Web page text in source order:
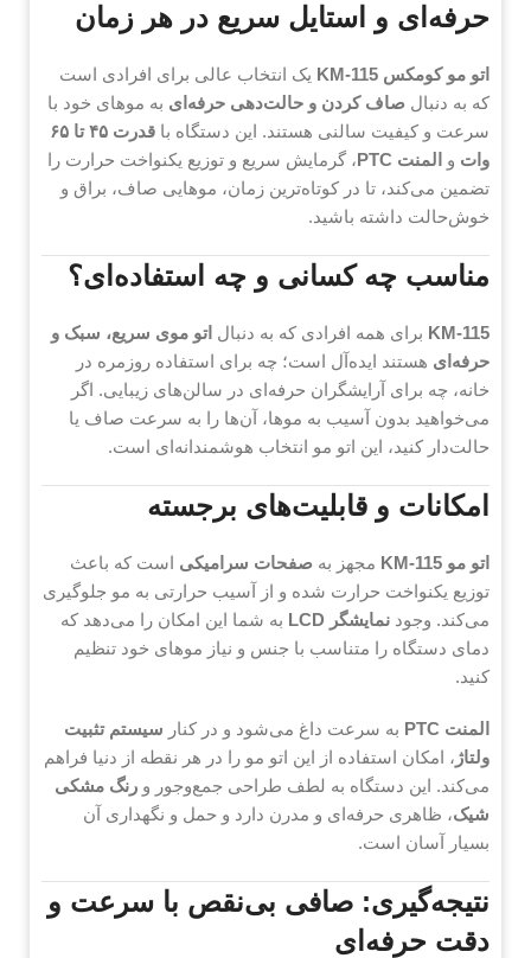
حرفه‌ای و استایل سریع در هر زمان
اتو مو کومکس KM-115
یک انتخاب عالی برای افرادی است
که به دنبال صاف کردن و حالت‌دهی حرفه‌ای به موهای خود با
سرعت و کیفیت سالنی هستند. این دستگاه با
قدرت ۴۵ تا ۶۵
وات و المنت PTC
، گرمایش سریع و توزیع یکنواخت حرارت را
تضمین می‌کند، تا در کوتاه‌ترین زمان، موهایی صاف، براق و
خوش‌حالت داشته باشید.
مناسب چه کسانی و چه استفاده‌ای؟
KM-115 برای همه افرادی که به دنبال اتو موی سریع، سبک و
حرفه‌ای هستند ایده‌آل است؛ چه برای استفاده روزمره در
خانه، چه برای آرایشگران حرفه‌ای در سالن‌های زیبایی. اگر
می‌خواهید بدون آسیب به موها، آن‌ها را به سرعت صاف یا
حالت‌دار کنید، این اتو مو انتخاب هوشمندانه‌ای است.
امکانات و قابلیت‌های برجسته
اتو مو KM-115 مجهز به صفحات سرامیکی است که باعث
توزیع یکنواخت حرارت شده و از آسیب حرارتی به مو جلوگیری
می‌کند. وجود نمایشگر LCD
به شما این امکان را می‌دهد که
دمای دستگاه را متناسب با جنس و نیاز موهای خود تنظیم
کنید.
المنت PTC به سرعت داغ می‌شود و در کنار سیستم تثبیت
ولتاژ ، امکان استفاده از این اتو مو را در هر نقطه از دنیا فراهم
می‌کند. این دستگاه به لطف طراحی جمع‌وجور و رنگ مشکی
شیک، ظاهری حرفه‌ای و مدرن دارد و حمل و نگهداری آن
بسیار آسان است.
نتیجه‌گیری: صافی بی‌نقص با سرعت و
دقت حرفه‌ای